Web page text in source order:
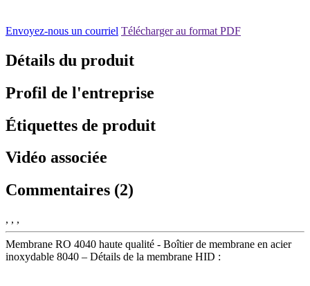
Envoyez-nous un courriel Télécharger au format PDF
Détails du produit
Profil de l'entreprise
Étiquettes de produit
Vidéo associée
Commentaires (2)
, , ,
Membrane RO 4040 haute qualité - Boîtier de membrane en acier
inoxydable 8040 – Détails de la membrane HID :